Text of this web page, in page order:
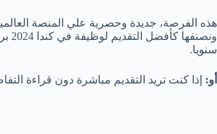
هذه الفرصة، جديدة وحصرية علي المنصة
سنويا.
أو: إذا كنت تريد التقديم مباشرة دون قراءة